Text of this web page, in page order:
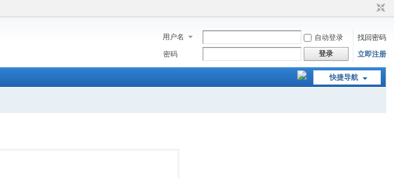
用户名 自动登录
找回密码
密码
登录 立即注册
快捷导航